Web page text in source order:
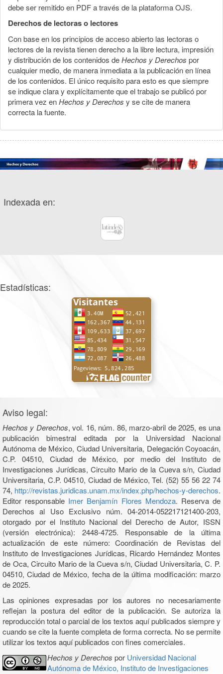
debe ser remitido en PDF a través de la plataforma OJS.
Derechos de lectoras o lectores
Con base en los principios de acceso abierto las lectoras o
lectores de la revista tienen derecho a la libre lectura, impresión
y distribución de los contenidos deHechos y Derechos por
cualquier medio, de manera inmediata a la publicación en línea
de los contenidos. El único requisito para esto es que siempre
se indique clara y explícitamente que el trabajo se publicó por
primera vez enHechos y Derechos y se cite de manera
correcta la fuente.
Indexada en:
Estadísticas:
Aviso legal:
Hechos y Derechos, vol. 16, núm. 86, marzo-abril de 2025, es una
publicación bimestral editada por la Universidad Nacional
Autónoma de México, Ciudad Universitaria, Delegación Coyoacán,
C.P. 04510, Ciudad de México, por medio del Instituto de
Investigaciones Jurídicas, Circuito Mario de la Cueva s/n, Ciudad
Universitaria, C.P. 04510, Ciudad de México, Tel. (52) 55 56 22 74
74, http://revistas.juridicas.unam.mx/index.php/hechos-y-derechos.
Editor responsable Imer Benjamín Flores Mendoza. Reserva de
Derechos al Uso Exclusivo núm. 04-2014-052217121400-203,
otorgado por el Instituto Nacional del Derecho de Autor, ISSN
(versión electrónica): 2448-4725. Responsable de la última
actualización de este número: Coordinación de Revistas del
Instituto de Investigaciones Jurídicas, Ricardo Hernández Montes
de Oca, Circuito Mario de la Cueva s/n, Ciudad Universitaria, C. P.
04510, Ciudad de México, fecha de la última modificación: marzo
de 2025.
Las opiniones expresadas por los autores no necesariamente
reflejan la postura del editor de la publicación. Se autoriza la
reproducción total o parcial de los textos aquí publicados siempre y
cuando se cite la fuente completa de forma correcta. No se permite
utilizar los textos aquí publicados con fines comerciales.
Hechos y Derechos por Universidad Nacional
Autónoma de México, Instituto de Investigaciones